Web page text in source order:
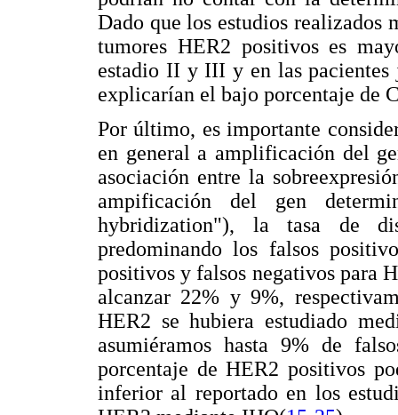
Dado que los estudios realizados
tumores HER2 positivos es
estadio II y III y en las pacientes
explicarían el bajo porcentaje de
Por último, es importante
en general a amplificación del
asociación entre la
ampificación del gen
hybridization"), la tasa de
predominando los falsos
positivos y falsos negativos para
alcanzar 22% y 9%,
HER2 se hubiera estudiado
asumiéramos hasta 9% de
porcentaje de HER2 positivos
inferior al reportado en los